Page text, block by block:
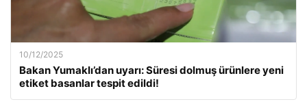
10/12/2025
Bakan Yumaklı’dan uyarı: Süresi dolmuş ürünlere yeni
etiket basanlar tespit edildi!